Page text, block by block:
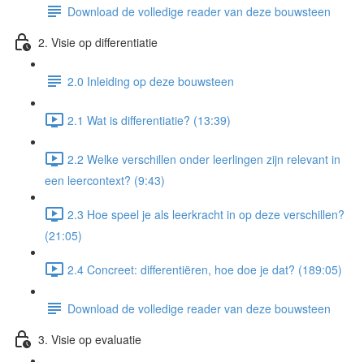
Download de volledige reader van deze bouwsteen
2. Visie op differentiatie
2.0 Inleiding op deze bouwsteen
2.1 Wat is differentiatie? (13:39)
2.2 Welke verschillen onder leerlingen zijn relevant in
een leercontext? (9:43)
2.3 Hoe speel je als leerkracht in op deze verschillen?
(21:05)
2.4 Concreet: differentiëren, hoe doe je dat? (189:05)
Download de volledige reader van deze bouwsteen
3. Visie op evaluatie